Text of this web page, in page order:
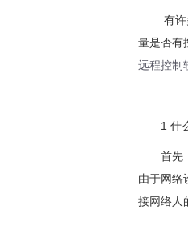
有
量是否有
远程控制
1 什
首先
由于网络
接网络人